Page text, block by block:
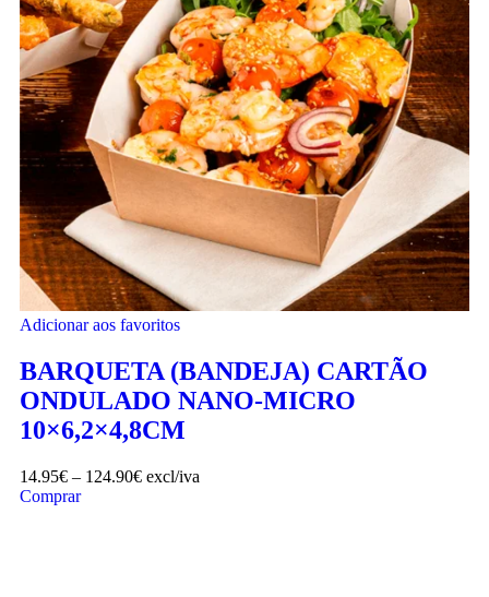
Adicionar aos favoritos
BARQUETA (BANDEJA) CARTÃO
ONDULADO NANO-MICRO
10×6,2×4,8CM
14.95€ – 124.90€ excl/iva
Comprar